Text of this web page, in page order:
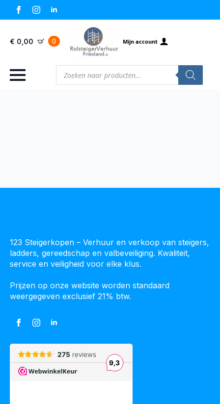
€ 0,00 0 Mijn account
Producten
zoeken
123 Steigerkopen – Verhuur en verkoop van steigers,
ladders, gereedschap en valbeveiliging. Kwaliteit,
service en veiligheid voor elke klus.
Prijzen op onze website worden standaard
weergegeven exclusief 21% btw.